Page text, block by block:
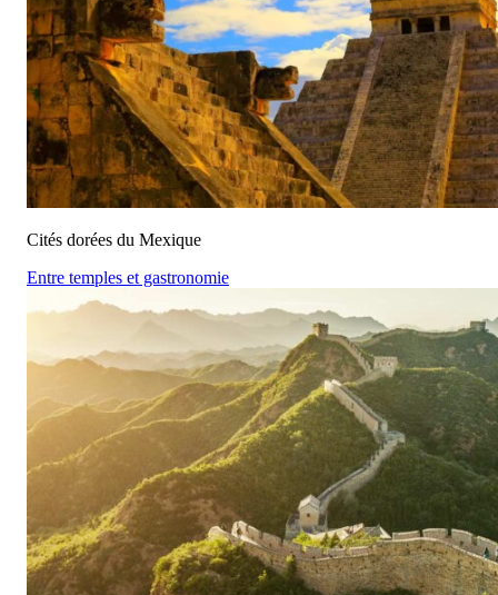
Cités dorées du Mexique
Entre temples et gastronomie